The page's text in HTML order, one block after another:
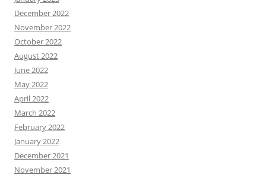
December 2022
November 2022
October 2022
August 2022
June 2022
May 2022
April 2022
March 2022
February 2022
January 2022
December 2021
November 2021